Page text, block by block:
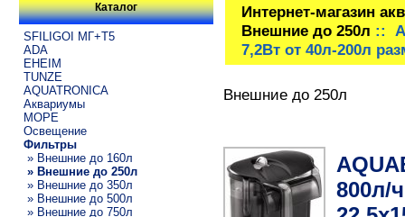
Каталог
SFILIGOI МГ+Т5
ADA
EHEIM
TUNZE
AQUATRONICA
Аквариумы
МОРЕ
Освещение
Фильтры
» Внешние до 160л
» Внешние до 250л
» Внешние до 350л
» Внешние до 500л
» Внешние до 750л
Интернет-магазин
Внешние до 250л ::
7,2Вт от 40л-200л
Внешние до 250л
800л/